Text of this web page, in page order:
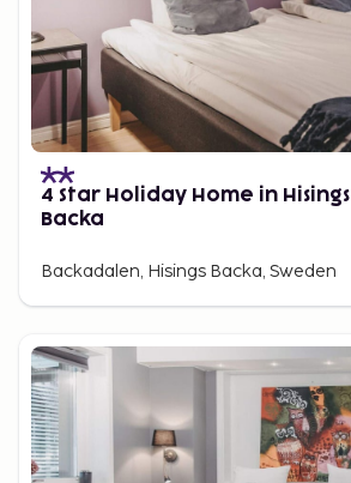
4 Star Holiday Home in Hisings
Backa
Backadalen, Hisings Backa, Sweden